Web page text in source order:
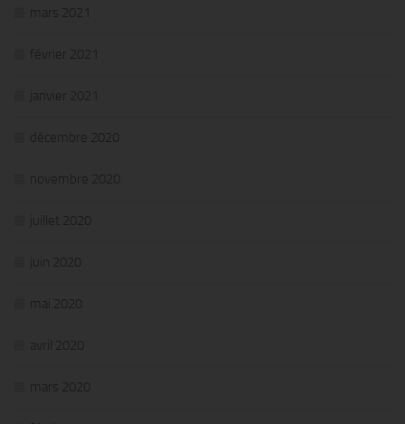
mars 2021
février 2021
janvier 2021
décembre 2020
novembre 2020
juillet 2020
juin 2020
mai 2020
avril 2020
mars 2020